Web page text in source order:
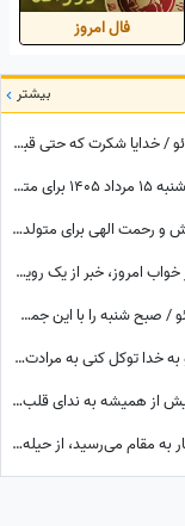
فال امروز
بیشتر
شکرگزاری صبحگاهی امروز جمعه 16 مرداد 1405 + ویدئو / خدایا شکرت که حتی قبل از رسیدن آرزوهایم، آرامشِ ایمان به اجابت را در دلم قرار دادی
کائنات پیام ویژه ای برات داره / پیام انگیزشی امروز پنج‌شنبه 15 مرداد 1405 برای متولدین فروردین تا اسفند: هرگز، هرگز تسلیم نشو + ویدئو
آیه قرآن امروز پنج‌شنبه 15 مرداد 1405؛ پیام امید، آرامش و رحمت الهی برای متولدین ماه‌های مختلف
تعبیر خواب روزانه؛ متولد کدام ماهی؟ این 3 نشانه در خواب امروز، خبر از یک رویداد بزرگ می‌دهند! / پنج‌شنبه 15 مرداد 1405
شکرگزاری صبحگاهی امروز شنبه 17 مرداد 1405 + ویدئو / صبح شنبه را با این جملات شکرگزاری آغاز کن؛ شاید امروز بهترین خبر در انتظارت باشد
فال ابجد امروز شنبه 17 مرداد 1405 / اگر صبور باشی و به خدا توکل کنی به مرادت خواهی رسید
تعبیر خواب روزانه امروز شنبه 17 مرداد 1405 / امروز بیش از همیشه به ندای قلب خود توجه کنید؛ پاسخ بسیاری از تردیدها را خواهید یافت
فال قهوه با نشان امروز جمعه 16 مرداد 1405 / با پشتکار به مقام می‌رسید، از حیله دوستان خود را پنهان کنید